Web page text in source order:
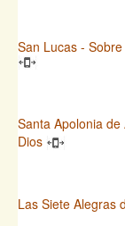
San Lucas -
Santa Apolonia
Dios
Las Siete Alegras